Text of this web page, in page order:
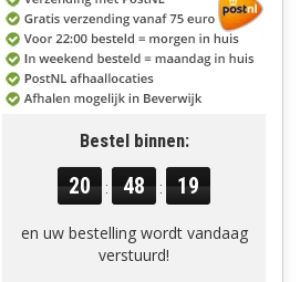
Bestel binnen:
20 : 48 : 18
en uw bestelling wordt vandaag
verstuurd!